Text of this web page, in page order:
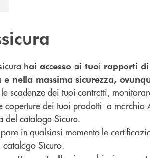
hai accesso ai tuoi rapporti
e nella massima sicurezza,
scadenze dei tuoi contratti,
coperture dei tuoi prodotti a marchio
del catalogo Sìcuro.
in qualsiasi momento le
Sìcuro.